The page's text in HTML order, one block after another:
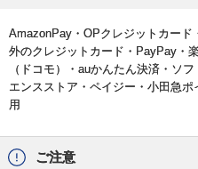
AmazonPay・OPクレジットカー
外のクレジットカード・PayPay・
（ドコモ）・auかんたん決済・ソ
エンスストア・ペイジー・小田急
用
ご注意